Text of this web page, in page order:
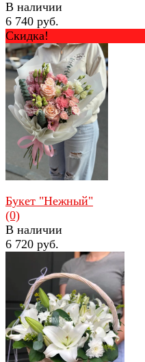
избранное сравнить
В наличии
6 740 руб.
Скидка!
избранное сравнить
Букет "Нежный"
(0)
В наличии
6 720 руб.